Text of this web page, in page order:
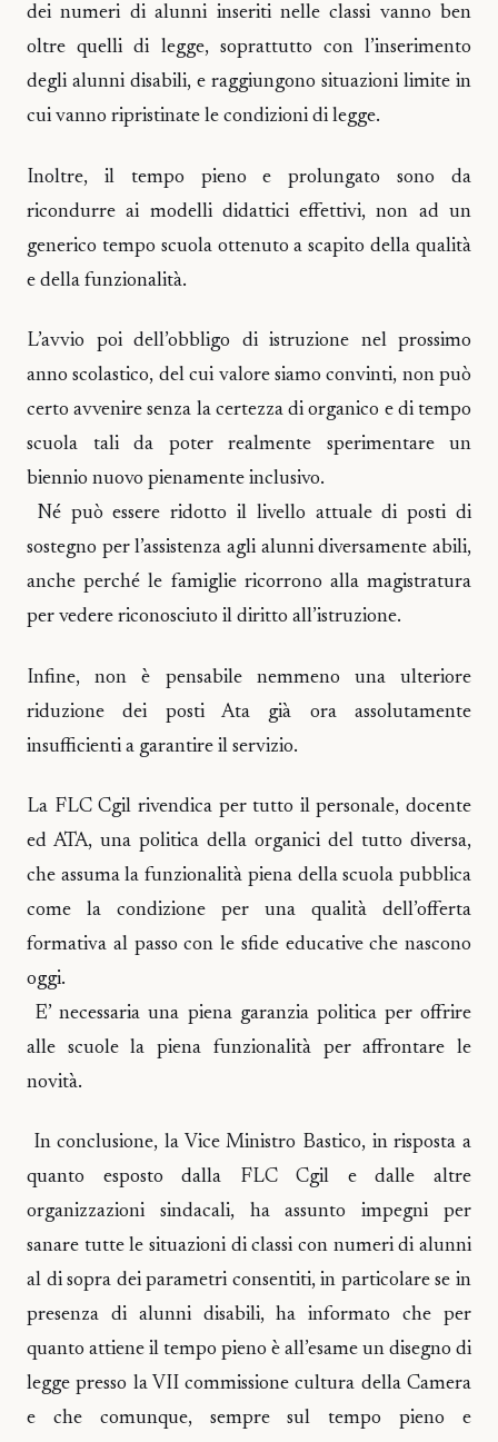
dei numeri di alunni inseriti nelle classi vanno ben
oltre quelli di legge, soprattutto con l’inserimento
degli alunni disabili, e raggiungono situazioni limite in
cui vanno ripristinate le condizioni di legge.
Inoltre, il tempo pieno e prolungato sono da
ricondurre ai modelli didattici effettivi, non ad un
generico tempo scuola ottenuto a scapito della qualità
e della funzionalità.
L’avvio poi dell’obbligo di istruzione nel prossimo
anno scolastico, del cui valore siamo convinti, non può
certo avvenire senza la certezza di organico e di tempo
scuola tali da poter realmente sperimentare un
biennio nuovo pienamente inclusivo.
Né può essere ridotto il livello attuale di posti di
sostegno per l’assistenza agli alunni diversamente abili,
anche perché le famiglie ricorrono alla magistratura
per vedere riconosciuto il diritto all’istruzione.
Infine, non è pensabile nemmeno una ulteriore
riduzione dei posti Ata già ora assolutamente
insufficienti a garantire il servizio.
La FLC Cgil rivendica per tutto il personale, docente
ed ATA, una politica della organici del tutto diversa,
che assuma la funzionalità piena della scuola pubblica
come la condizione per una qualità dell’offerta
formativa al passo con le sfide educative che nascono
oggi.
E’ necessaria una piena garanzia politica per offrire
alle scuole la piena funzionalità per affrontare le
novità.
In conclusione, la Vice Ministro Bastico, in risposta a
quanto esposto dalla FLC Cgil e dalle altre
organizzazioni sindacali, ha assunto impegni per
sanare tutte le situazioni di classi con numeri di alunni
al di sopra dei parametri consentiti, in particolare se in
presenza di alunni disabili, ha informato che per
quanto attiene il tempo pieno è all’esame un disegno di
legge presso la VII commissione cultura della Camera
e che comunque, sempre sul tempo pieno e